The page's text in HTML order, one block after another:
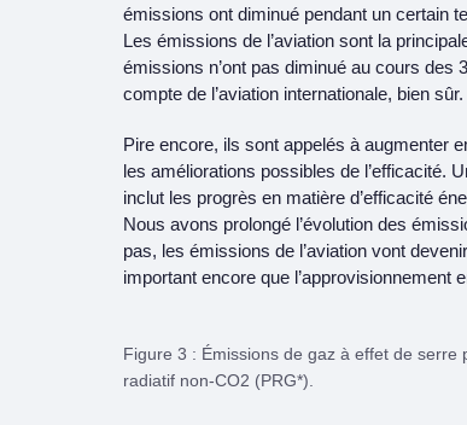
émissions ont diminué pendant un certain
Les émissions de l’aviation sont la
émissions n’ont pas diminué au cours des
compte de l’aviation internationale, bien sûr.
Pire encore, ils sont appelés à augmenter
les améliorations possibles de l’efficacité.
inclut les progrès en matière d’efficacité
Nous avons prolongé l’évolution des
pas, les émissions de l’aviation vont
important encore que l’approvisionnement
Figure 3 : Émissions de gaz à effet de
radiatif non-CO2 (PRG*).